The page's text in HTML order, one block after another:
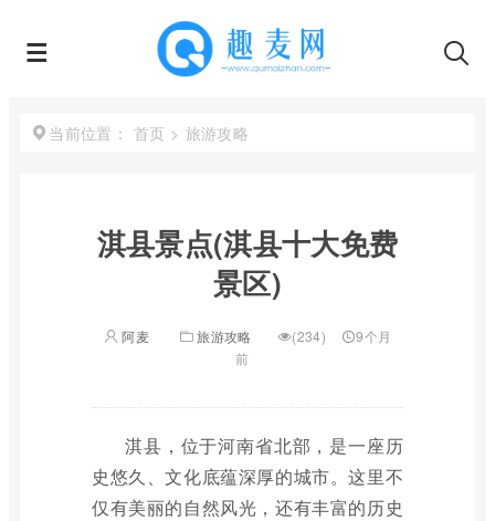
当前位置： 首页 > 旅游攻略
淇县景点(淇县十大免费
景区)
阿麦 旅游攻略 (234)
9个月
前
淇县，位于河南省北部，是一座历
史悠久、文化底蕴深厚的城市。这里不
仅有美丽的自然风光，还有丰富的历史